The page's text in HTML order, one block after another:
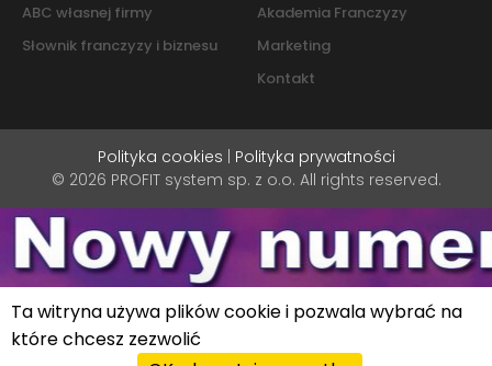
ABC własnej firmy
Słownik franczyzy i biznesu
Akademia Franczyzy
Marketing
Kontakt
Polityka cookies | Polityka prywatności
© 2026 PROFIT system sp. z o.o. All rights reserved.
Ta witryna używa plików cookie i pozwala wybrać na
które chcesz zezwolić